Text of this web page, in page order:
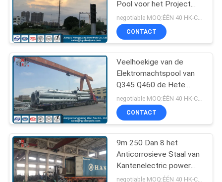
De Structuren van
het
hulpkantoorstaal
70
Pool voor het Project
van de Distributielijn
CONTACT
Veelhoekige van de
Elektromachtspool van
Q345 Q460 de Hete
Onderdompelings
Gegalvaniseerde ISO
Certificaten
CONTACT
9m 250 Dan 8 het
Anticorrosieve Staal van
Kantenelectric power
Pool voor Transmissielijn